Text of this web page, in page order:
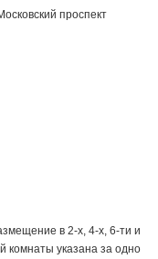
проспект
в 2-х, 4-х, 6-ти и
комнаты указана за одно